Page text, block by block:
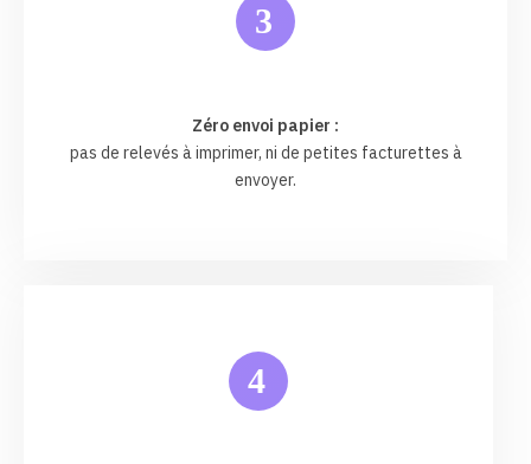
3
Zéro envoi papier :
pas de relevés à imprimer, ni de petites facturettes à
envoyer.
4